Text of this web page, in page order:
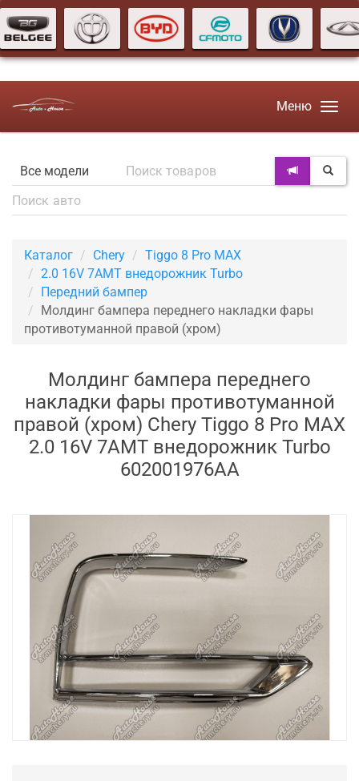
Меню
Каталог Chery
Tiggo 8 Pro MAX
2.0 16V 7AMT внедорожник Turbo
Передний бампер
Молдинг бампера переднего накладки фары
противотуманной правой (хром)
Молдинг бампера переднего
накладки фары противотуманной
правой (хром) Chery Tiggo 8 Pro MAX
2.0 16V 7AMT внедорожник Turbo
602001976AA